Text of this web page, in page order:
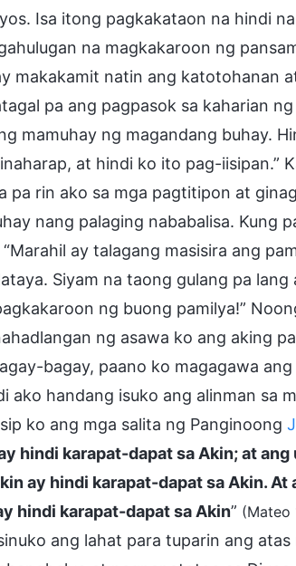
Isa itong pagkakataon na hindi
na magkakaroon ng
makakamit natin ang katotohanan
pa ang pagpasok sa kaharian
mamuhay ng magandang buhay.
at hindi ko ito pag-iisipan.”
pa rin ako sa mga pagtitipon at
nang palaging nababalisa. Kung
ay talagang masisira ang
Siyam na taong gulang pa lang
ng buong pamilya!”
ng asawa ko ang aking
bagay, paano ko magagawa
handang isuko ang alinman sa
ko ang mga salita ng Panginoong
hindi karapat-dapat sa Akin; at ang
ay hindi karapat-dapat sa Akin. At
hindi karapat-dapat sa Akin” (Mateo
ang lahat para tuparin ang atas